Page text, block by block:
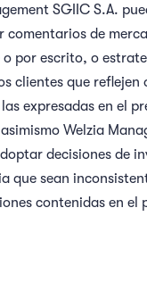
SGIIC S.A.
comentarios de
por escrito, o
clientes que reflejen
expresadas en el
Welzia
decisiones de
que sean
contenidas en el